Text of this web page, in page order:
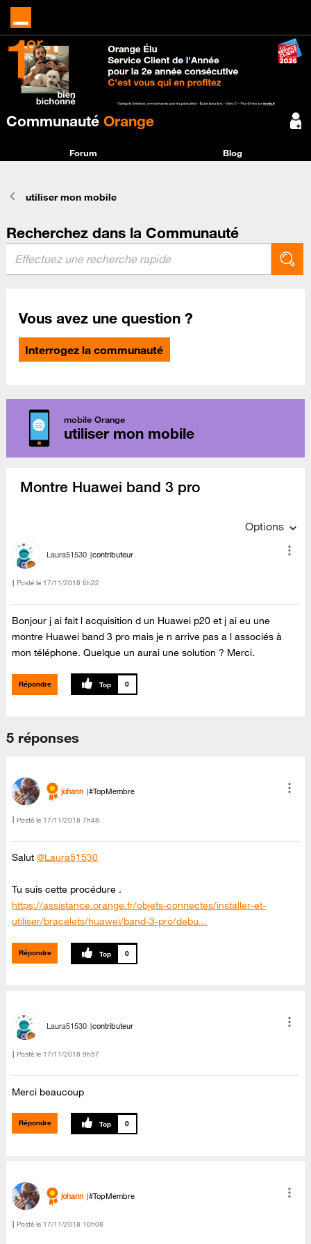
Communauté Orange
Forum Blog
utiliser mon mobile
Recherchez dans la Communauté
Vous avez une question ?
Interrogez la communauté
mobile Orange
utiliser mon mobile
Montre Huawei band 3 pro
Options
Laura51530 contributeur
Posté le ‎17/11/2018 6h22
Bonjour j ai fait l acquisition d un Huawei p20 et j ai eu une
montre Huawei band 3 pro mais je n arrive pas a l associés à
mon téléphone. Quelque un aurai une solution ? Merci.
Répondre 0
5 réponses
johann #TopMembre
Posté le ‎17/11/2018 7h48
Salut@Laura51530
Tu suis cette procédure .
https://assistance.orange.fr/objets-connectes/installer-et-
utiliser/bracelets/huawei/band-3-pro/debu...
Répondre 0
Laura51530 contributeur
Posté le ‎17/11/2018 9h57
Merci beaucoup
Répondre 0
johann #TopMembre
Posté le ‎17/11/2018 10h08